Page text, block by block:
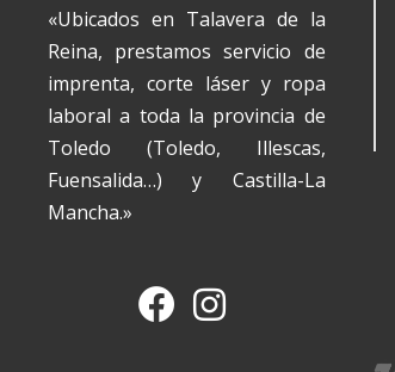
«Ubicados en Talavera de la
Reina, prestamos servicio de
imprenta, corte láser y ropa
laboral a toda la provincia de
Toledo (Toledo, Illescas,
Fuensalida…) y Castilla-La
Mancha.»